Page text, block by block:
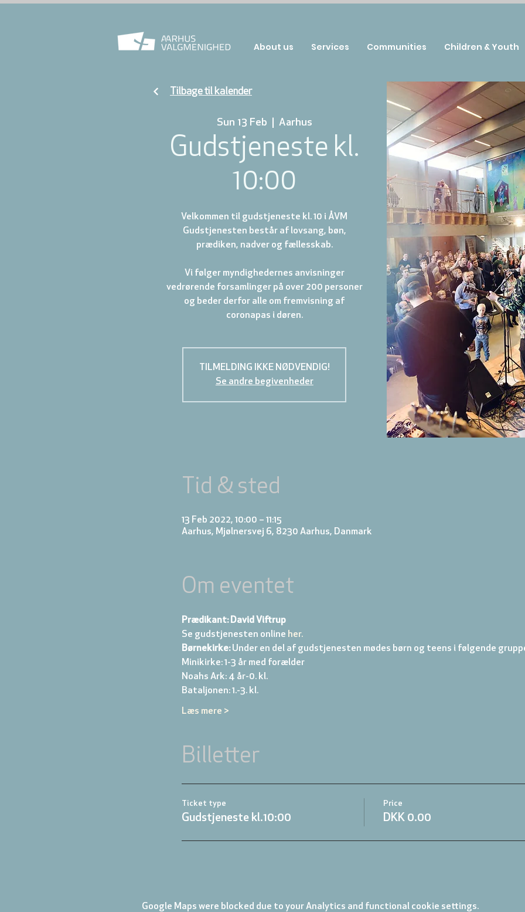
Sun 13 Feb Aarhus
Gudstjeneste kl.
10:00
Velkommen til gudstjeneste kl. 10 i ÅVM
Gudstjenesten består af lovsang, bøn,
prædiken, nadver og fællesskab.
Vi følger myndighedernes anvisninger
vedrørende forsamlinger på over 200 personer
og beder derfor alle om fremvisning af
coronapas i døren.
TILMELDING IKKE NØDVENDIG!
Se andre begivenheder
Tid & sted
13 Feb 2022, 10:00 – 11:15
Aarhus, Mjølnersvej 6, 8230 Aarhus, Danmark
Om eventet
Prædikant: David Viftrup
Se gudstjenesten online her.
Børnekirke: Under en del af gudstjenesten mødes børn og teens i følgende
Minikirke: 1-3 år med forælder
Noahs Ark: 4 år-0. kl.
Bataljonen: 1.-3. kl.
Læs mere >
Billetter
Ticket type
Gudstjeneste kl.10:00
Price
DKK 0.00
Google Maps were blocked due to your Analytics and functional cookie settings.
Tilbage til kalender
About us Services Communities Children & Youth